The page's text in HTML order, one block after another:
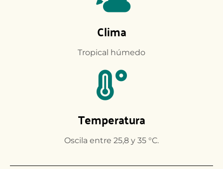
Temperatura
Oscila entre 25,8 y 35 °C.
Clima
Tropical húmedo